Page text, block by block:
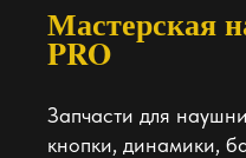
Мастерская
PRO
Запчасти для
кнопки, динамики,